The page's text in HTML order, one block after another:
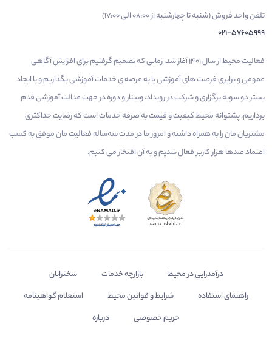
تلفن واحد فروش (شنبه تا چهارشنبه از 08:00 الی 17:00)
021-57605999
فعالیت محیط از سال 1401 آغاز شد، زمانی که تصمیم گرفتیم برای افزایش آگاهی
عمومی و برابری فرصت های آموزشی پا به عرصه ی خدمات آموزشی بگذاریم و با ایجاد
بستر دو سویه برگزاری و شرکت در رویداد، وبینار و دوره در جهت عدالت آموزشی قدم
برداریم. پشتوانه محیط کیفیت و قیمت به صرفه خدمات است که رضایت حداکثری
مشتریان مان را به همراه داشته و امروز ما در مدت سه‌ساله فعالیت مان موفق به کسب
اعتماد صدها هزار کاربر فعال شدیم و به آن افتخار می‌ کنیم.
درآمدزایی در محیط بازارچه خدمات
سخنرانان
راهنمای استفاده
شرایط و قوانین محیط
استعلام گواهینامه
حریم خصوصی
درباره